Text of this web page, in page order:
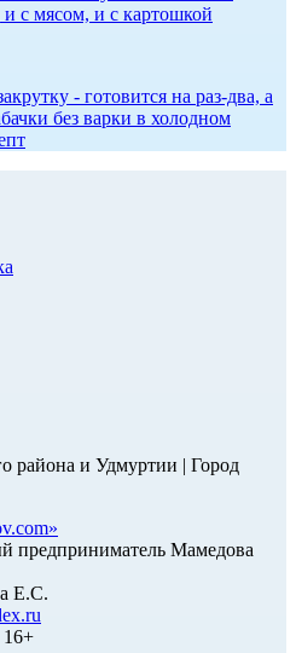
с мясом, и с картошкой
- готовится на раз-два, а
без варки в холодном
района и Удмуртии | Город
»
предприниматель Мамедова
Е.С.
16+